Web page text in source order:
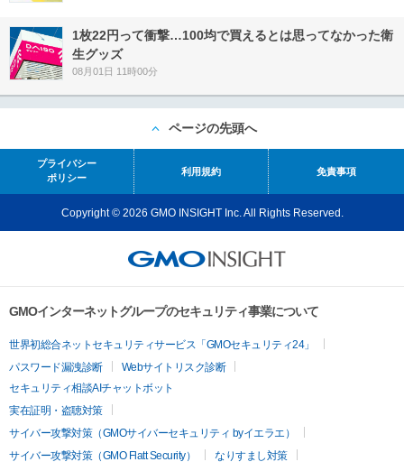
1枚22円って衝撃…100均で買えるとは思ってなかった衛
生グッズ
08月01日 11時00分
ページの先頭へ
プライバシー
ポリシー
利用規約 免責事項
Copyright © 2026 GMO INSIGHT Inc. All Rights Reserved.
GMOインターネットグループのセキュリティ事業について
世界初総合ネットセキュリティサービス「GMOセキュリティ24」
パスワード漏洩診断
Webサイトリスク診断
セキュリティ相談AIチャットボット
実在証明・盗聴対策
サイバー攻撃対策（GMOサイバーセキュリティ byイエラエ）
サイバー攻撃対策（GMO Flatt Security）
なりすまし対策